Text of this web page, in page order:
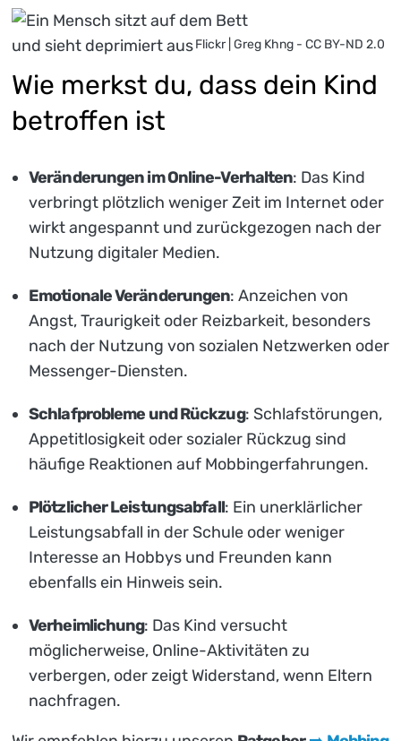
Flickr | Greg Khng - CC BY-ND 2.0
Wie merkst du, dass dein Kind
betroffen ist
Veränderungen im Online-Verhalten: Das Kind
verbringt plötzlich weniger Zeit im Internet oder
wirkt angespannt und zurückgezogen nach der
Nutzung digitaler Medien.
Emotionale Veränderungen: Anzeichen von
Angst, Traurigkeit oder Reizbarkeit, besonders
nach der Nutzung von sozialen Netzwerken oder
Messenger-Diensten.
Schlafprobleme und Rückzug: Schlafstörungen,
Appetitlosigkeit oder sozialer Rückzug sind
häufige Reaktionen auf Mobbingerfahrungen.
Plötzlicher Leistungsabfall: Ein unerklärlicher
Leistungsabfall in der Schule oder weniger
Interesse an Hobbys und Freunden kann
ebenfalls ein Hinweis sein.
Verheimlichung: Das Kind versucht
möglicherweise, Online-Aktivitäten zu
verbergen, oder zeigt Widerstand, wenn Eltern
nachfragen.